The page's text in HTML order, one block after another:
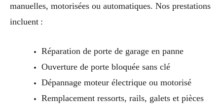
manuelles, motorisées ou automatiques. Nos prestations
incluent :
Réparation de porte de garage en panne
Ouverture de porte bloquée sans clé
Dépannage moteur électrique ou motorisé
Remplacement ressorts, rails, galets et pièces